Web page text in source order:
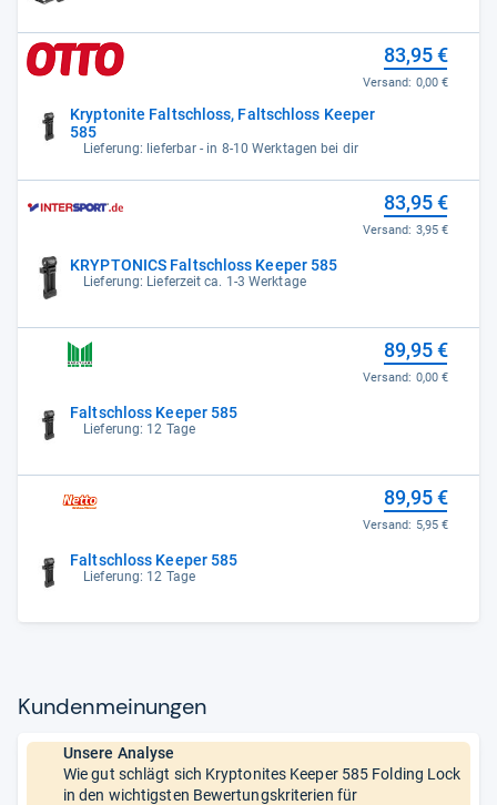
Kryptonite Faltschloss, Faltschloss Keeper
585
Lieferung: lieferbar - in 8-10 Werktagen bei dir
83,95 €
Versand: 0,00 €
KRYPTONICS Faltschloss Keeper 585
Lieferung: Lieferzeit ca. 1-3 Werktage
83,95 €
Versand: 3,95 €
Faltschloss Keeper 585
Lieferung: 12 Tage
89,95 €
Versand: 0,00 €
Faltschloss Keeper 585
Lieferung: 12 Tage
89,95 €
Versand: 5,95 €
Kun­den­mei­nun­gen
Unsere Analyse
Wie gut schlägt sich Kryptonites Keeper 585 Folding Lock
in den wichtigsten Bewertungskriterien für